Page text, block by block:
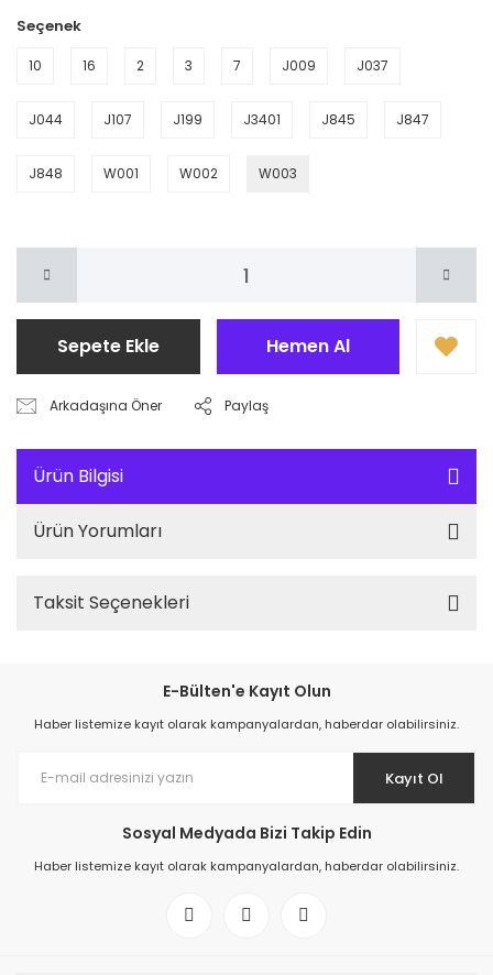
Seçenek
10 16 2 3 7 J009 J037
J044 J107 J199 J3401 J845 J847
J848 W001 W002 W003
Sepete Ekle Hemen Al
Arkadaşına Öner Paylaş
Ürün Bilgisi
Ürün Yorumları
Taksit Seçenekleri
E-Bülten'e Kayıt Olun
Haber listemize kayıt olarak kampanyalardan, haberdar olabilirsiniz.
Kayıt Ol
Sosyal Medyada Bizi Takip Edin
Haber listemize kayıt olarak kampanyalardan, haberdar olabilirsiniz.